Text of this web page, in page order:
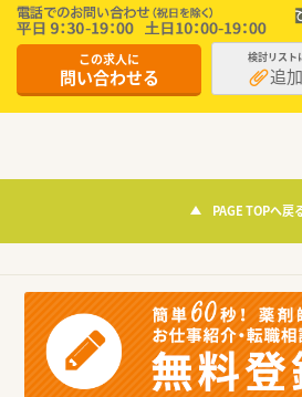
この求人に
問い合わせる
検討リスト
追加
PAGE TOPへ戻